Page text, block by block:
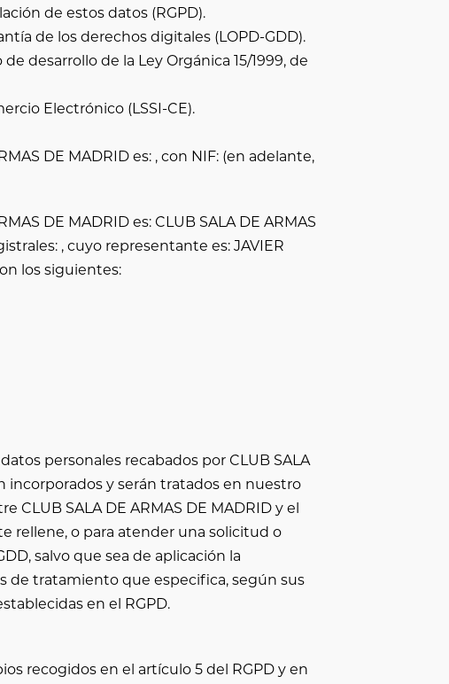
de estos datos (RGPD).
de los derechos digitales (LOPD-GDD).
desarrollo de la Ley Orgánica 15/1999, de
Electrónico (LSSI-CE).
DE MADRID es: , con NIF: (en adelante,
DE MADRID es: CLUB SALA DE ARMAS
, cuyo representante es: JAVIER
los siguientes:
personales recabados por CLUB SALA
incorporados y serán tratados en nuestro
CLUB SALA DE ARMAS DE MADRID y el
rellene, o para atender una solicitud o
salvo que sea de aplicación la
de tratamiento que especifica, según sus
en el RGPD.
recogidos en el artículo 5 del RGPD y en